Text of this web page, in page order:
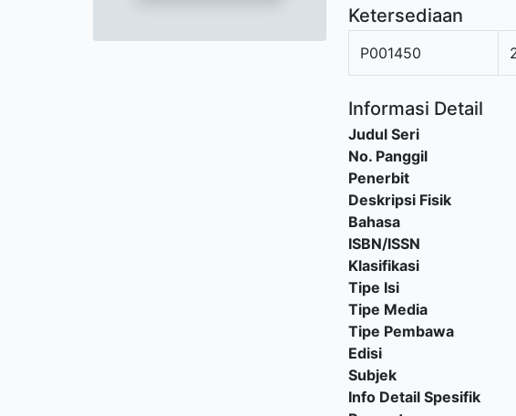
Ketersediaan
P001450
Informasi Detail
Judul Seri
No. Panggil
Penerbit
Deskripsi Fisik
Bahasa
ISBN/ISSN
Klasifikasi
Tipe Isi
Tipe Media
Tipe Pembawa
Edisi
Subjek
Info Detail Spesifik